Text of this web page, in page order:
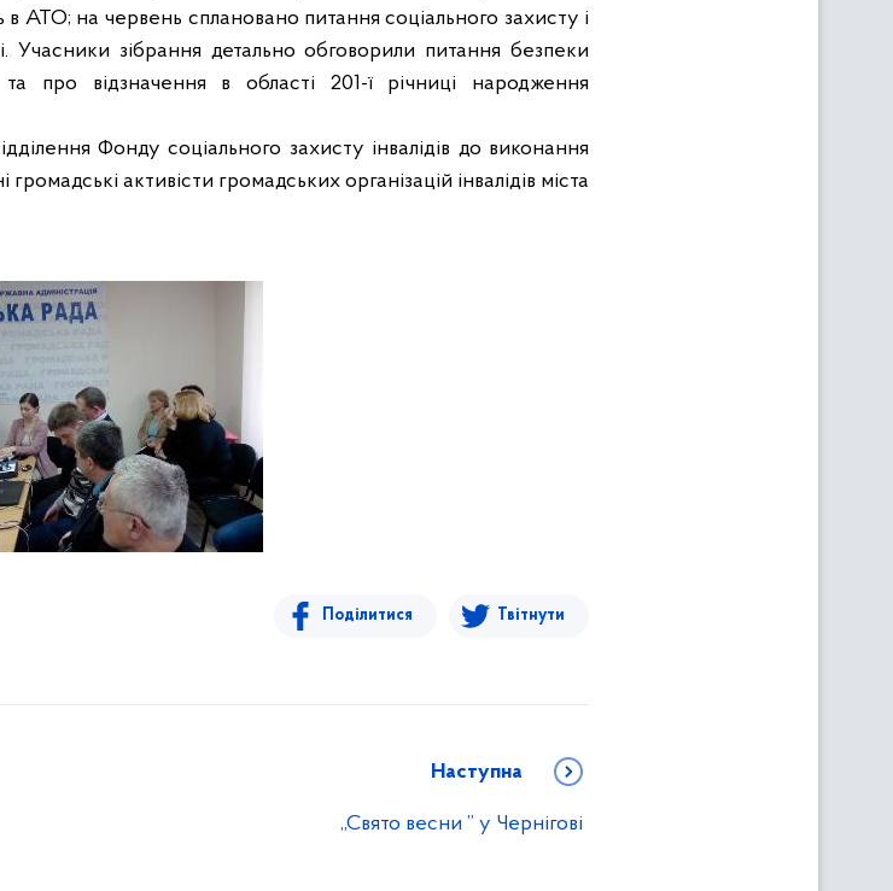
в АТО; на червень сплановано питання соціального захисту і
Учасники зібрання детально обговорили питання безпеки
про відзначення в області 201-ї річниці народження
Фонду соціального захисту інвалідів до виконання
активісти громадських організацій інвалідів міста
Поділитися Твітнути
Наступна
„Свято весни ” у Чернігові